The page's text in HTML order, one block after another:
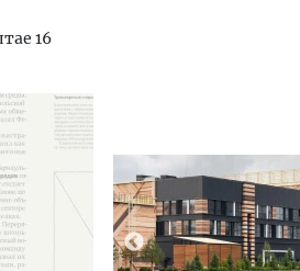
16